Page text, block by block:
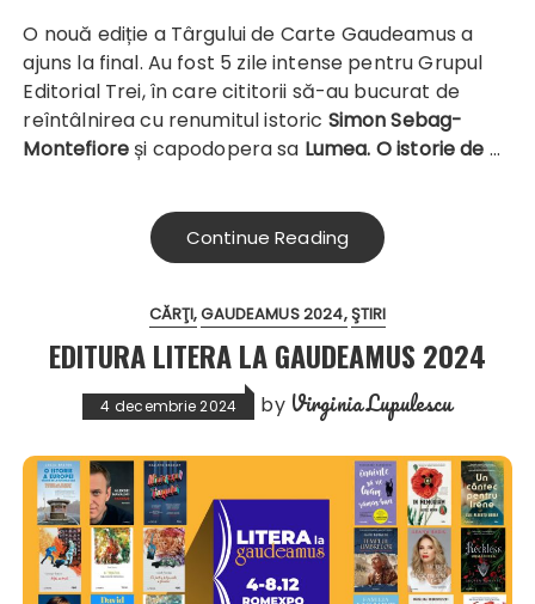
O nouă ediție a Târgului de Carte Gaudeamus a
ajuns la final. Au fost 5 zile intense pentru Grupul
Editorial Trei, în care cititorii să-au bucurat de
reîntâlnirea cu renumitul istoric Simon Sebag-
Montefiore și capodopera sa Lumea. O istorie de …
Continue Reading
CĂRŢI GAUDEAMUS 2024 ŞTIRI
EDITURA LITERA LA GAUDEAMUS 2024
4 decembrie 2024 by Virginia Lupulescu